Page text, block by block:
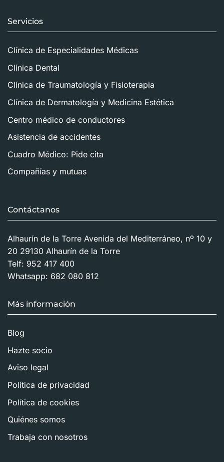
Servicios
Clínica de Especialidades Médicas
Clínica Dental
Clínica de Traumatología y Fisioterapia
Clínica de Dermatología y Medicina Estética
Centro médico de conductores
Asistencia de accidentes
Cuadro Médico: Pide cita
Compañías y mutuas
Contáctanos
Alhaurín de la Torre Avenida del Mediterráneo, nº 10 y
20 29130 Alhaurín de la Torre
Telf: 952 417 400
Whatsapp: 682 080 812
Más información
Blog
Hazte socio
Aviso legal
Política de privacidad
Política de cookies
Quiénes somos
Trabaja con nosotros